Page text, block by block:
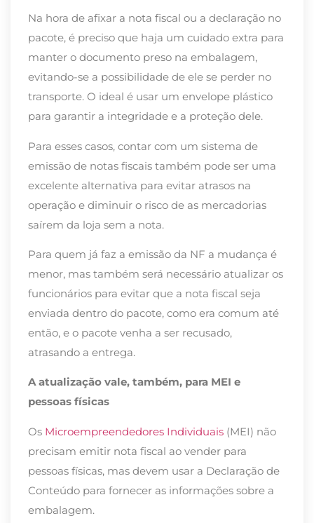
Na hora de afixar a nota fiscal ou a declaração no
pacote, é preciso que haja um cuidado extra para
manter o documento preso na embalagem,
evitando-se a possibilidade de ele se perder no
transporte. O ideal é usar um envelope plástico
para garantir a integridade e a proteção dele.
Para esses casos, contar com um sistema de
emissão de notas fiscais também pode ser uma
excelente alternativa para evitar atrasos na
operação e diminuir o risco de as mercadorias
saírem da loja sem a nota.
Para quem já faz a emissão da NF a mudança é
menor, mas também será necessário atualizar os
funcionários para evitar que a nota fiscal seja
enviada dentro do pacote, como era comum até
então, e o pacote venha a ser recusado,
atrasando a entrega.
A atualização vale, também, para MEI e
pessoas físicas
Os Microempreendedores Individuais (MEI) não
precisam emitir nota fiscal ao vender para
pessoas físicas, mas devem usar a Declaração de
Conteúdo para fornecer as informações sobre a
embalagem.